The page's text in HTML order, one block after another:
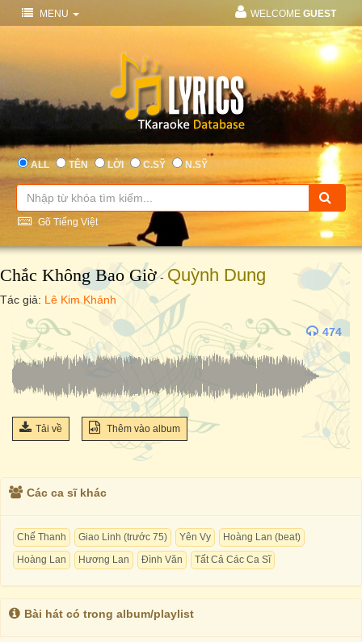
MENU WELCOME GUEST
ALL TÊN LỜI C.SỸ N.SỸ
Gõ Tiếng Việt
Chắc Không Bao Giờ-Quỳnh Dung
Tác giả: Lê Kim Khánh
474
Tải về Thêm vào album
Các ca sĩ khác
Chế Thanh Giao Linh (trước 75) Yên Vy
Hoàng Lan (beat)
Hoàng Lan
Hương Lan Đình Văn Tất Cả Các Ca Sĩ
Bài hát có trong album/playlist